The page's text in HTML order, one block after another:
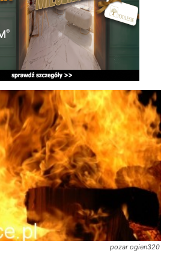
pozar ogien320